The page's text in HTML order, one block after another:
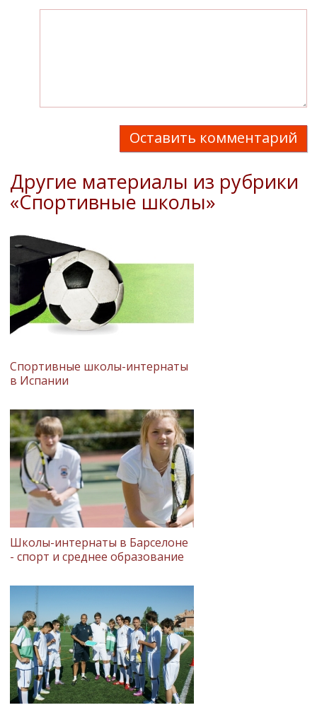
Оставить комментарий
Другие материалы из рубрики
«Спортивные школы»
Спортивные школы-интернаты
в Испании
Школы-интернаты в Барселоне
- спорт и среднее образование